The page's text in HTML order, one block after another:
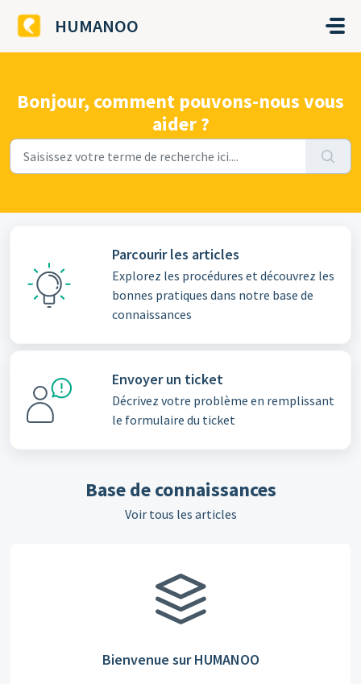
HUMANOO
Bonjour, comment pouvons-nous vous
aider ?
Parcourir les articles
Explorez les procédures et découvrez les
bonnes pratiques dans notre base de
connaissances
Envoyer un ticket
Décrivez votre problème en remplissant
le formulaire du ticket
Base de connaissances
Voir tous les articles
Bienvenue sur HUMANOO